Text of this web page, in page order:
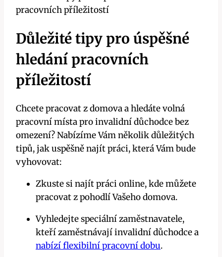
Důležité tipy pro úspěšné
hledání pracovních
příležitostí
Chcete pracovat z domova a hledáte volná
pracovní místa pro invalidní důchodce bez
omezení? Nabízíme Vám několik důležitých
tipů, jak uspěšně najít práci, která Vám bude
vyhovovat:
Zkuste si najít práci online, kde můžete
pracovat z pohodlí Vašeho domova.
Vyhledejte speciální zaměstnavatele,
kteří zaměstnávají invalidní důchodce a
nabízí flexibilní pracovní dobu.